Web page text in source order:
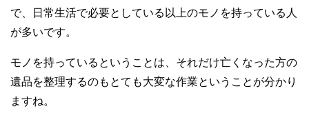
で、日常生活で必要としている以上のモノを持っている人
が多いです。
モノを持っているということは、それだけ亡くなった方の
遺品を整理するのもとても大変な作業ということが分かり
ますね。